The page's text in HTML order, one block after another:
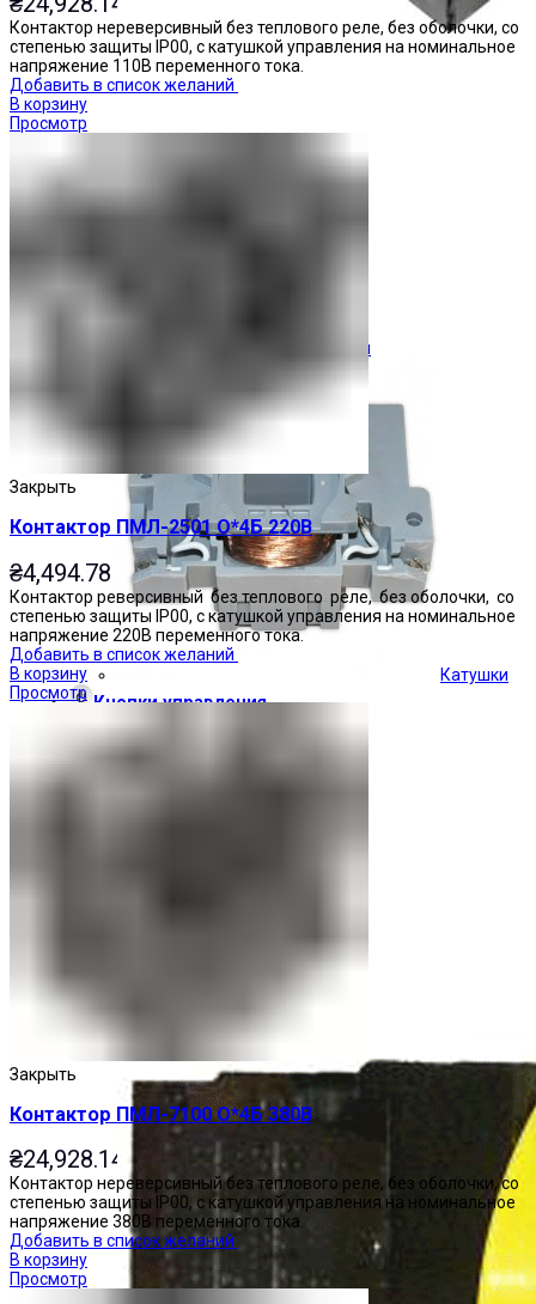
Ограничители перенапряжения
Катушки
Кнопки управления
Контактор нереверсивный без теплового реле, без оболочки, со
степенью защиты IP00, с катушкой управления на номинальное
напряжение 110В переменного тока.
Добавить в список желаний
В корзину
Просмотр
Закрыть
Контактор ПМЛ-2501 О*4Б 220В
₴4,494.78
Контактор реверсивный без теплового реле, без оболочки, со
степенью защиты IP00, с катушкой управления на номинальное
напряжение 220В переменного тока.
Добавить в список желаний
В корзину
Просмотр
Закрыть
Контактор ПМЛ-7100 О*4Б 380В
₴24,928.14
Контактор нереверсивный без теплового реле, без оболочки, со
степенью защиты IP00, с катушкой управления на номинальное
напряжение 380В переменного тока.
Добавить в список желаний
В корзину
Просмотр